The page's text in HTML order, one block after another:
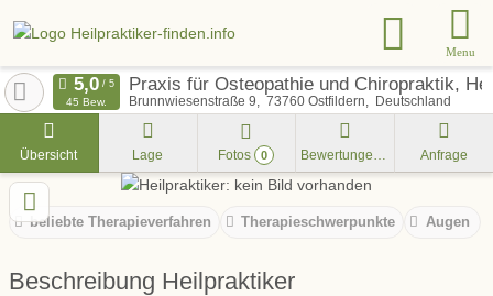
Menu
Praxis für Osteopathie und Chiropraktik,
Brunnwiesenstraße 9 73760 Ostfildern Deutschland
45 Bew.
Übersicht Lage Fotos 0 Bewertungen Anfrage
beliebte Therapieverfahren Therapieschwerpunkte Augen
Beschreibung Heilpraktiker